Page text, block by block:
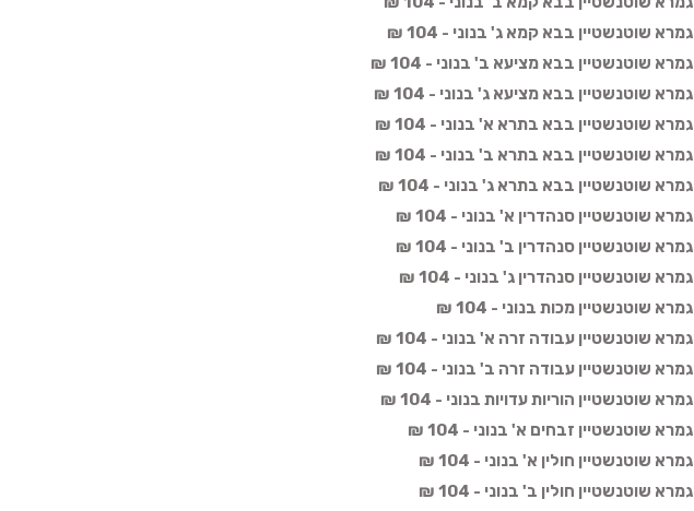
גמרא שוטנשטיין בבא קמא ג' בנוני - 104 ₪
גמרא שוטנשטיין בבא מציעא ב' בנוני - 104 ₪
גמרא שוטנשטיין בבא מציעא ג' בנוני - 104 ₪
גמרא שוטנשטיין בבא בתרא א' בנוני - 104 ₪
גמרא שוטנשטיין בבא בתרא ב' בנוני - 104 ₪
גמרא שוטנשטיין בבא בתרא ג' בנוני - 104 ₪
גמרא שוטנשטיין סנהדרין א' בנוני - 104 ₪
גמרא שוטנשטיין סנהדרין ב' בנוני - 104 ₪
גמרא שוטנשטיין סנהדרין ג' בנוני - 104 ₪
גמרא שוטנשטיין מכות בנוני - 104 ₪
גמרא שוטנשטיין עבודה זרה א' בנוני - 104 ₪
גמרא שוטנשטיין עבודה זרה ב' בנוני - 104 ₪
גמרא שוטנשטיין הוריות עדויות בנוני - 104 ₪
גמרא שוטנשטיין זבחים א' בנוני - 104 ₪
גמרא שוטנשטיין חולין א' בנוני - 104 ₪
גמרא שוטנשטיין חולין ב' בנוני - 104 ₪